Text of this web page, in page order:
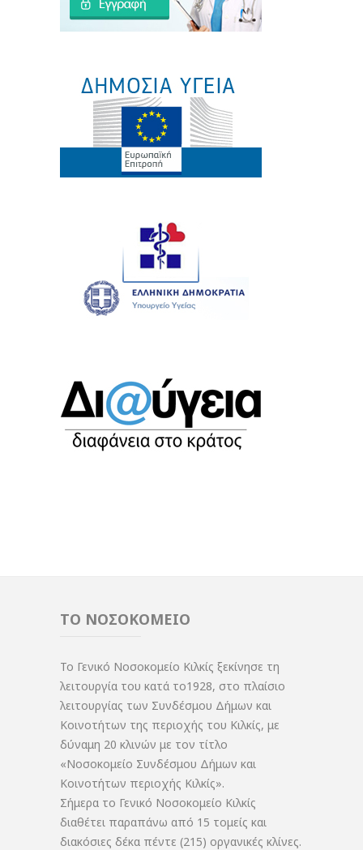
ΤΟ ΝΟΣΟΚΟΜΕΙΟ
Το Γενικό Νοσοκομείο Κιλκίς ξεκίνησε τη
λειτουργία του κατά το1928, στο πλαίσιο
λειτουργίας των Συνδέσμου Δήμων και
Κοινοτήτων της περιοχής του Κιλκίς, με
δύναμη 20 κλινών με τον τίτλο
«Νοσοκομείο Συνδέσμου Δήμων και
Κοινοτήτων περιοχής Κιλκίς».
Σήμερα το Γενικό Νοσοκομείο Κιλκίς
διαθέτει παραπάνω από 15 τομείς και
διακόσιες δέκα πέντε (215) οργανικές κλίνες.